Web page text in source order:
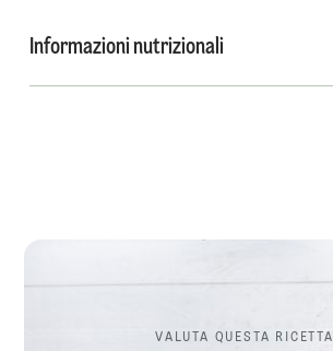
Informazioni nutrizionali
VALUTA QUESTA RICETTA